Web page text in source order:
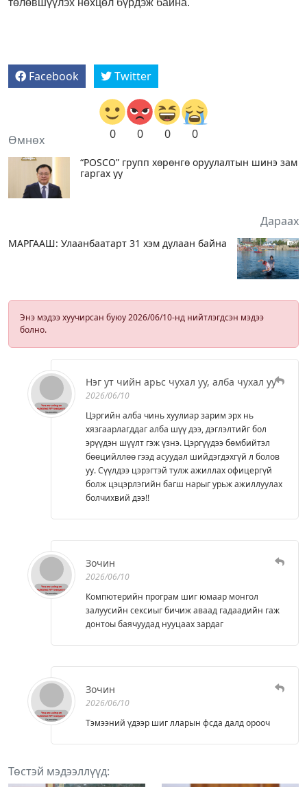
Facebook Twitter
0 0 0 0
Өмнөх
“POSCO” групп хөрөнгө оруулалтын шинэ зам
гаргах уу
Дараах
МАРГААШ: Улаанбаатарт 31 хэм дулаан байна
Энэ мэдээ хуучирсан буюу 2026/06/10-нд нийтлэгдсэн мэдээ
болно.
Нэг ут чийн арьс чухал уу, алба чухал уу
2026/06/10
Цэргийн алба чинь хуулиар зарим эрх нь
хязгаарлагддаг алба шүү дээ, дэглэлтийг бол
эрүүдэн шүүлт гэж үзнэ. Цэргүүдээ бөмбийтэл
бөөцийллөө гээд асуудал шийдэгдэхгүй л болов
уу. Сүүлдээ цэрэгтэй тулж ажиллах офицергүй
болж цэцэрлэгийн багш нарыг урьж ажиллуулах
болчихвий дээ!!
Зочин
2026/06/10
Компютерийн програм шиг юмаар монгол
залуусийн сексиыг бичиж аваад гадаадийн гаж
донтоы баячуудад нууцаах зардаг
Зочин
2026/06/10
Тэмээний үдээр шиг лларын фсда далд орооч
Төстэй мэдээллүүд: